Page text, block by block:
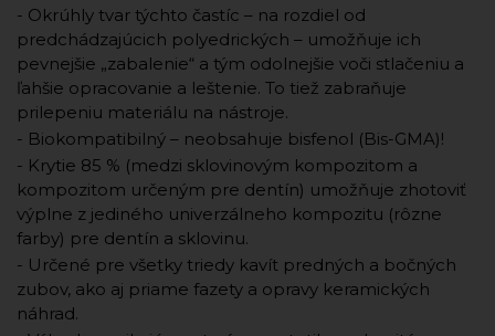
- Okrúhly tvar týchto častíc – na rozdiel od
predchádzajúcich polyedrických – umožňuje ich
pevnejšie „zabalenie“ a tým odolnejšie voči stlačeniu a
ľahšie opracovanie a leštenie. To tiež zabraňuje
prilepeniu materiálu na nástroje.
- Biokompatibilný – neobsahuje bisfenol (Bis-GMA)!
- Krytie 85 % (medzi sklovinovým kompozitom a
kompozitom určeným pre dentín) umožňuje zhotoviť
výplne z jediného univerzálneho kompozitu (rôzne
farby) pre dentín a sklovinu.
- Určené pre všetky triedy kavít predných a bočných
zubov, ako aj priame fazety a opravy keramických
náhrad.